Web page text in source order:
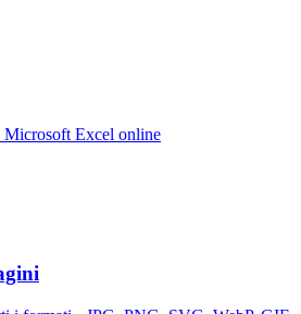
Excel online